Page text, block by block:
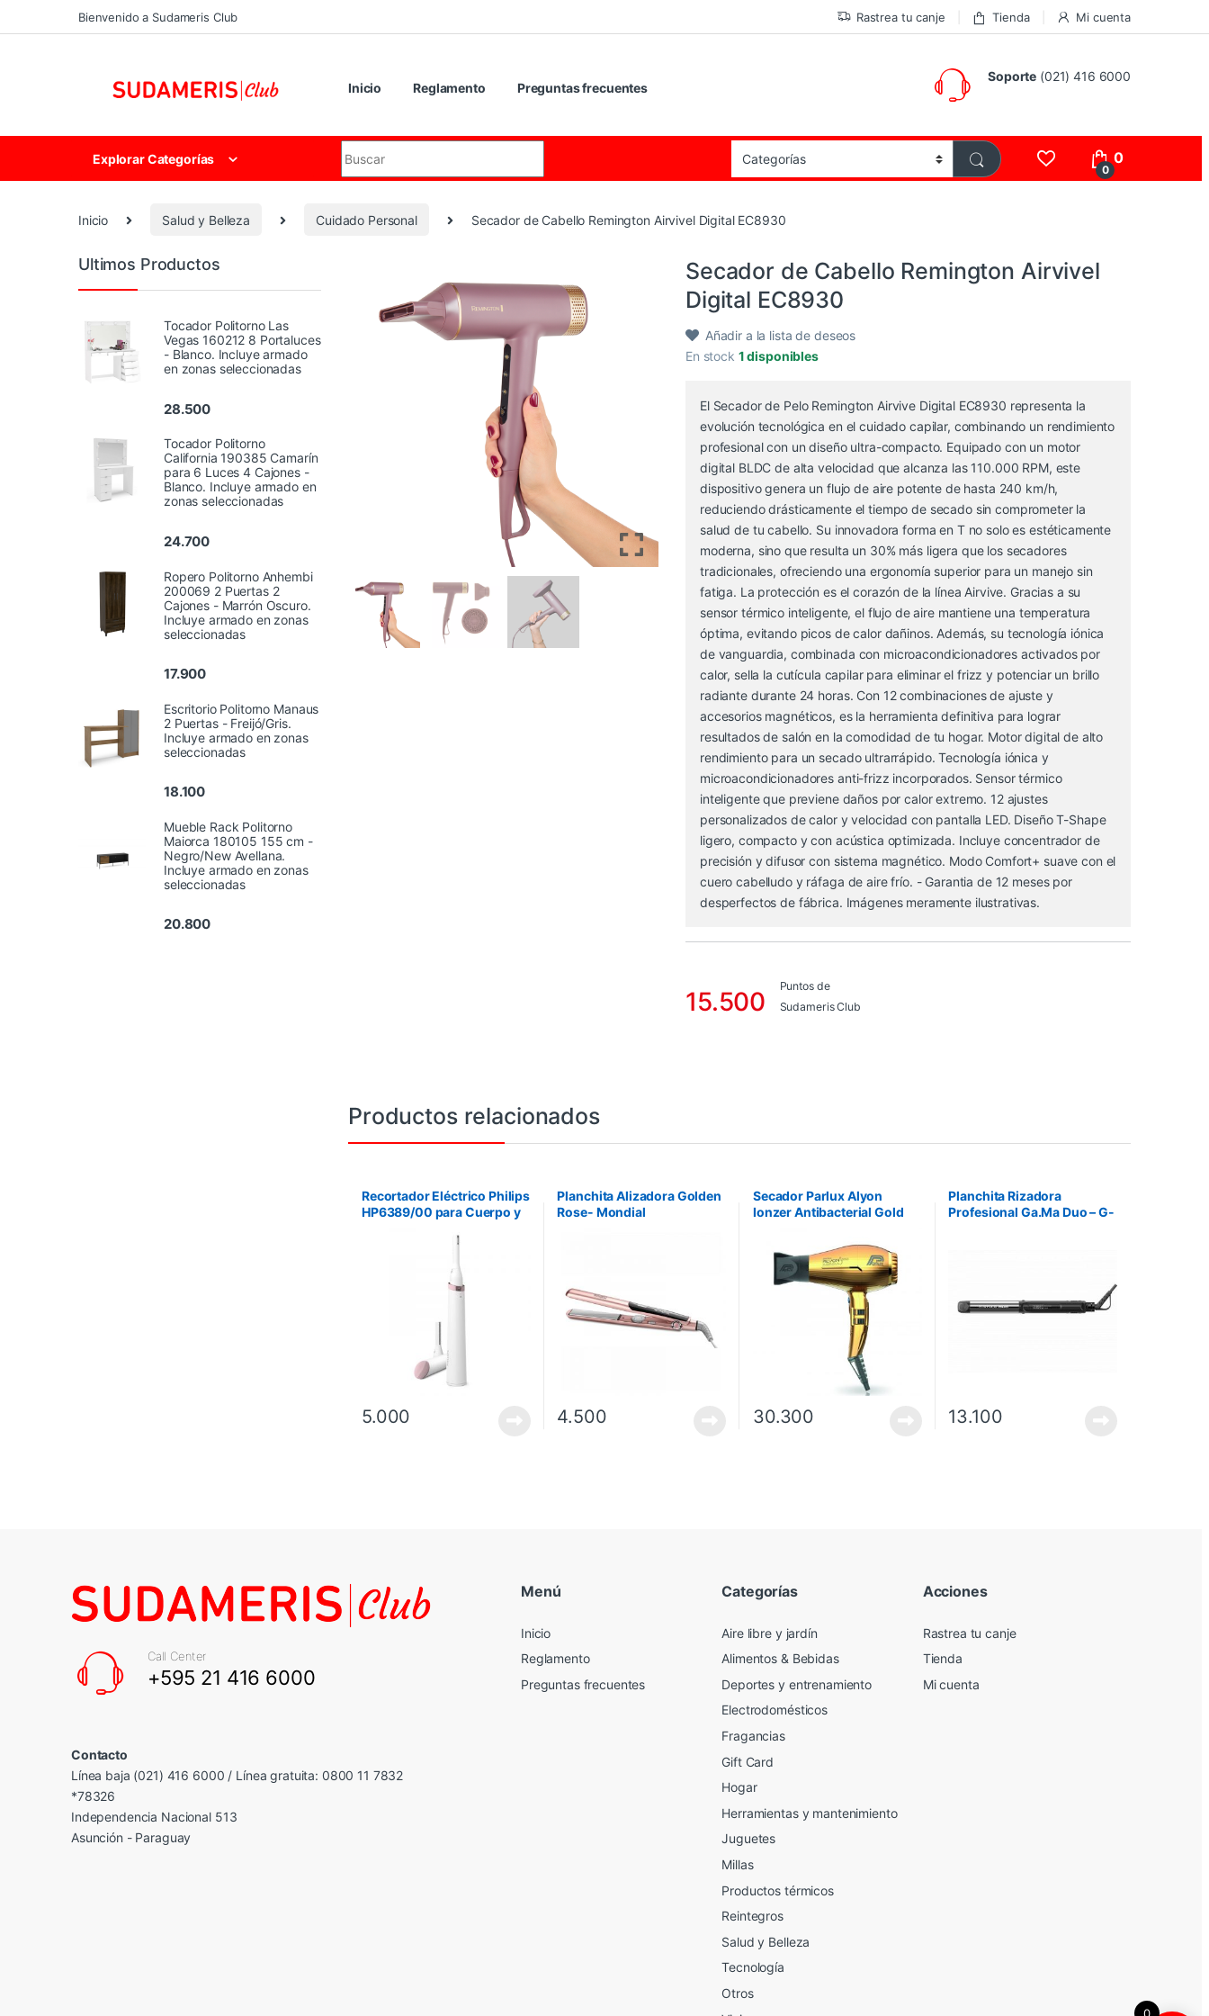
Skip to navigation
Skip to contentBienvenido a Sudameris Club Rastrea tu canje Tienda Mi cuenta
Inicio Reglamento Preguntas frecuentes
Soporte (021) 416 6000
Explorar Categorías
0
0
Inicio Salud y Belleza Cuidado Personal Secador de Cabello Remington Airvivel Digital EC8930
Secador de Cabello Remington Airvivel
Digital EC8930
Añadir a la lista de deseos
En stock 1 disponibles
El Secador de Pelo Remington Airvive Digital EC8930 representa la
evolución tecnológica en el cuidado capilar, combinando un rendimiento
profesional con un diseño ultra-compacto. Equipado con un motor
digital BLDC de alta velocidad que alcanza las 110.000 RPM, este
dispositivo genera un flujo de aire potente de hasta 240 km/h,
reduciendo drásticamente el tiempo de secado sin comprometer la
salud de tu cabello. Su innovadora forma en T no solo es estéticamente
moderna, sino que resulta un 30% más ligera que los secadores
tradicionales, ofreciendo una ergonomía superior para un manejo sin
fatiga. La protección es el corazón de la línea Airvive. Gracias a su
sensor térmico inteligente, el flujo de aire mantiene una temperatura
óptima, evitando picos de calor dañinos. Además, su tecnología iónica
de vanguardia, combinada con microacondicionadores activados por
calor, sella la cutícula capilar para eliminar el frizz y potenciar un brillo
radiante durante 24 horas. Con 12 combinaciones de ajuste y
accesorios magnéticos, es la herramienta definitiva para lograr
resultados de salón en la comodidad de tu hogar. Motor digital de alto
rendimiento para un secado ultrarrápido. Tecnología iónica y
microacondicionadores anti-frizz incorporados. Sensor térmico
inteligente que previene daños por calor extremo. 12 ajustes
personalizados de calor y velocidad con pantalla LED. Diseño T-Shape
ligero, compacto y con acústica optimizada. Incluye concentrador de
precisión y difusor con sistema magnético. Modo Comfort+ suave con el
cuero cabelludo y ráfaga de aire frío. - Garantia de 12 meses por
desperfectos de fábrica. Imágenes meramente ilustrativas.
15.500
Puntos de
Sudameris Club
Productos relacionados
Recortador Eléctrico Philips
HP6389/00 para Cuerpo y
5.000
Planchita Alizadora Golden
Rose- Mondial
4.500
Secador Parlux Alyon
Ionzer Antibacterial Gold
30.300
Planchita Rizadora
Profesional Ga.Ma Duo – G-
13.100
Ultimos Productos
Tocador Politorno Las
Vegas 160212 8 Portaluces
- Blanco. Incluye armado
en zonas seleccionadas
28.500
Tocador Politorno
California 190385 Camarín
para 6 Luces 4 Cajones -
Blanco. Incluye armado en
zonas seleccionadas
24.700
Ropero Politorno Anhembi
200069 2 Puertas 2
Cajones - Marrón Oscuro.
Incluye armado en zonas
seleccionadas
17.900
Escritorio Politorno Manaus
2 Puertas - Freijó/Gris.
Incluye armado en zonas
seleccionadas
18.100
Mueble Rack Politorno
Maiorca 180105 155 cm -
Negro/New Avellana.
Incluye armado en zonas
seleccionadas
20.800
Call Center
+595 21 416 6000
Contacto
Línea baja (021) 416 6000 / Línea gratuita: 0800 11 7832
*78326
Independencia Nacional 513
Asunción - Paraguay
Menú
Inicio
Reglamento
Preguntas frecuentes
Categorías
Aire libre y jardín
Alimentos & Bebidas
Deportes y entrenamiento
Electrodomésticos
Fragancias
Gift Card
Hogar
Herramientas y mantenimiento
Juguetes
Millas
Productos térmicos
Reintegros
Salud y Belleza
Tecnología
Otros
Acciones
Rastrea tu canje
Tienda
Mi cuenta